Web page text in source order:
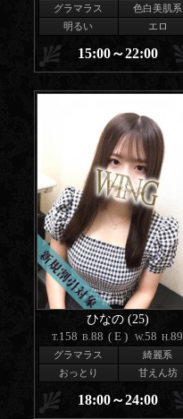
グラマラス
色白美肌系
明るい
エロ
15:00～22:00
ひなの (25)
T. 158 B. 88 (E) W.58 H. 89
グラマラス
綺麗系
おっとり
甘えん坊
18:00～24:00